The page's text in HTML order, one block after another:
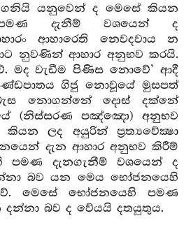
ගනියි යනුවෙන් ද මෙසේ කියන
දැනීම් වශයෙන් ද
ආහාරෙති නෙවදවාය න
නුවණින් ආහාර අනුභව කරයි.
මද වැඩීම පිණිස නොවේ’ ආදී
ගිජු නොවූයේ මුසපත්
නොගන්නේ දොස් දක්නේ
(නිස්සරණ පඤ්ඤො) අනුභව
ලද අයුරින් ප්‍රත්‍යවේක්‍ෂා
දැන ආහාර අනුභව කිරීම්
පමණ දැනගැනීම් වශයෙන් ද
බව යන මෙය භෝජනයෙහි
මෙසේ භෝජනයෙහි පමණ
බව ද වේයයි දතයුතුය.